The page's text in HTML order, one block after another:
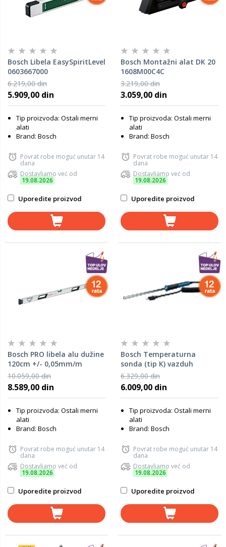
Bosch Libela EasySpiritLevel
0603667000
6.219,00 din
5.909,00 din
Tip proizvoda: Ostali merni
alati
Brand: Bosch
Povrat robe moguć unutar 14
dana
Dostavljamo već od
19.08.2026
Uporedite proizvod
Bosch Montažni alat DK 20
1608M00C4C
3.219,00 din
3.059,00 din
Tip proizvoda: Ostali merni
alati
Brand: Bosch
Povrat robe moguć unutar 14
dana
Dostavljamo već od
19.08.2026
Uporedite proizvod
Bosch PRO libela alu dužine
120cm +/- 0,05mm/m
1600A016BR
10.059,00 din
8.589,00 din
Tip proizvoda: Ostali merni
alati
Brand: Bosch
Povrat robe moguć unutar 14
dana
Dostavljamo već od
19.08.2026
Uporedite proizvod
Bosch Temperaturna
sonda (tip K) vazduh
1600A038DE
6.329,00 din
6.009,00 din
Tip proizvoda: Ostali merni
alati
Brand: Bosch
Povrat robe moguć unutar 14
dana
Dostavljamo već od
19.08.2026
Uporedite proizvod